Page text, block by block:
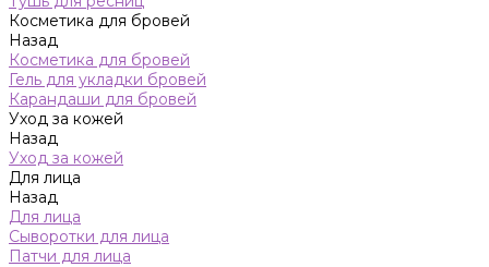
Косметика для бровей
Назад
Косметика для бровей
Гель для укладки бровей
Карандаши для бровей
Уход за кожей
Назад
Уход за кожей
Для лица
Назад
Для лица
Сыворотки для лица
Патчи для лица